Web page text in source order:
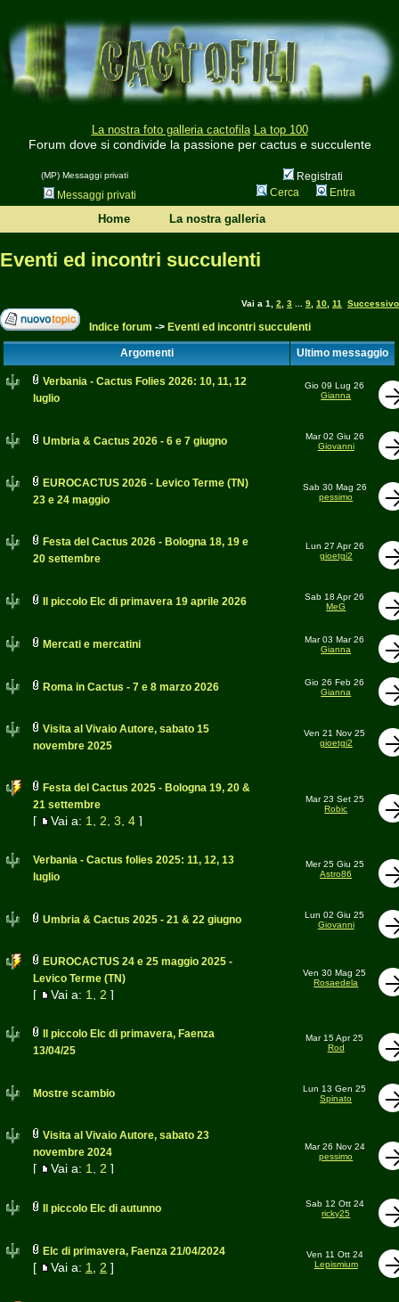
La nostra foto galleria cactofila La top 100
Forum dove si condivide la passione per cactus e succulente
(MP) Messaggi privati
Registrati
Messaggi privati
Cerca Entra
Home La nostra galleria
Eventi ed incontri succulenti
Vai a 1 2 3 9 10 11 Successivo
Indice forum -> Eventi ed incontri succulenti
Argomenti Ultimo messaggio
Verbania - Cactus Folies 2026: 10, 11, 12
luglio
Gio 09 Lug 26
Gianna
Umbria & Cactus 2026 - 6 e 7 giugno
Mar 02 Giu 26
Giovanni
EUROCACTUS 2026 - Levico Terme (TN)
23 e 24 maggio
Sab 30 Mag 26
pessimo
Festa del Cactus 2026 - Bologna 18, 19 e
20 settembre
Lun 27 Apr 26
gioetgi2
Il piccolo Elc di primavera 19 aprile 2026
Sab 18 Apr 26
MeG
Mercati e mercatini
Mar 03 Mar 26
Gianna
Roma in Cactus - 7 e 8 marzo 2026
Gio 26 Feb 26
Gianna
Visita al Vivaio Autore, sabato 15
novembre 2025
Ven 21 Nov 25
gioetgi2
Festa del Cactus 2025 - Bologna 19, 20 &
21 settembre
[ Vai a: 1 2 3 4]
Mar 23 Set 25
Robic
Verbania - Cactus folies 2025: 11, 12, 13
luglio
Mer 25 Giu 25
Astro86
Umbria & Cactus 2025 - 21 & 22 giugno
Lun 02 Giu 25
Giovanni
EUROCACTUS 24 e 25 maggio 2025 -
Levico Terme (TN)
[ Vai a: 1 2 ]
Ven 30 Mag 25
Rosaedela
Il piccolo Elc di primavera, Faenza
13/04/25
Mar 15 Apr 25
Rod
Mostre scambio
Lun 13 Gen 25
Spinato
Visita al Vivaio Autore, sabato 23
novembre 2024
[ Vai a: 1 2 ]
Mar 26 Nov 24
pessimo
Il piccolo Elc di autunno
Sab 12 Ott 24
ricky25
Elc di primavera, Faenza 21/04/2024
[ Vai a: 1 2 ]
Ven 11 Ott 24
Lepismium